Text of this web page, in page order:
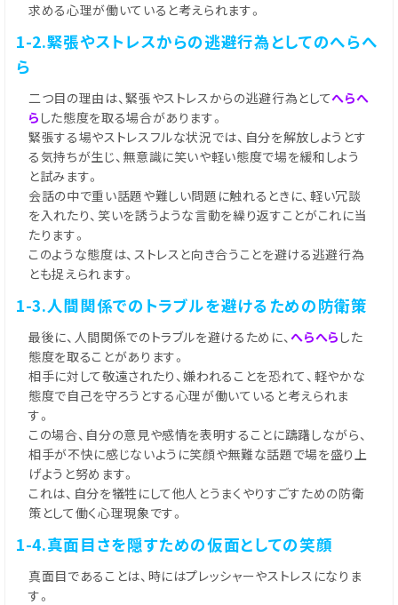
求める心理が働いていると考えられます。
1-2.緊張やストレスからの逃避行為としてのへらへ
ら
二つ目の理由は、緊張やストレスからの逃避行為としてへらへ
ら した態度を取る場合があります。
緊張する場やストレスフルな状況では、自分を解放しようとす
る気持ちが生じ、無意識に笑いや軽い態度で場を緩和しよう
と試みます。
会話の中で重い話題や難しい問題に触れるときに、軽い冗談
を入れたり、笑いを誘うような言動を繰り返すことがこれに当
たります。
このような態度は、ストレスと向き合うことを避ける逃避行為
とも捉えられます。
1-3.人間関係でのトラブルを避けるための防衛策
最後に、人間関係でのトラブルを避けるために、へらへら した
態度を取ることがあります。
相手に対して敬遠されたり、嫌われることを恐れて、軽やかな
態度で自己を守ろうとする心理が働いていると考えられま
す。
この場合、自分の意見や感情を表明することに躊躇しながら、
相手が不快に感じないように笑顔や無難な話題で場を盛り上
げようと努めます。
これは、自分を犠牲にして他人とうまくやりすごすための防衛
策として働く心理現象です。
1-4.真面目さを隠すための仮面としての笑顔
真面目であることは、時にはプレッシャーやストレスになりま
す。